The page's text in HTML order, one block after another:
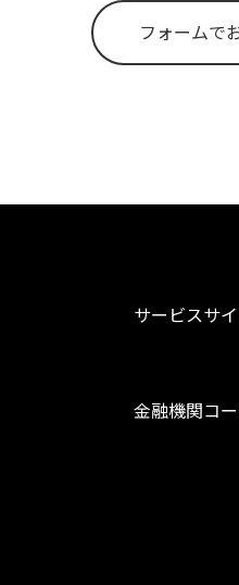
フォームで
サービスサ
金融機関コ